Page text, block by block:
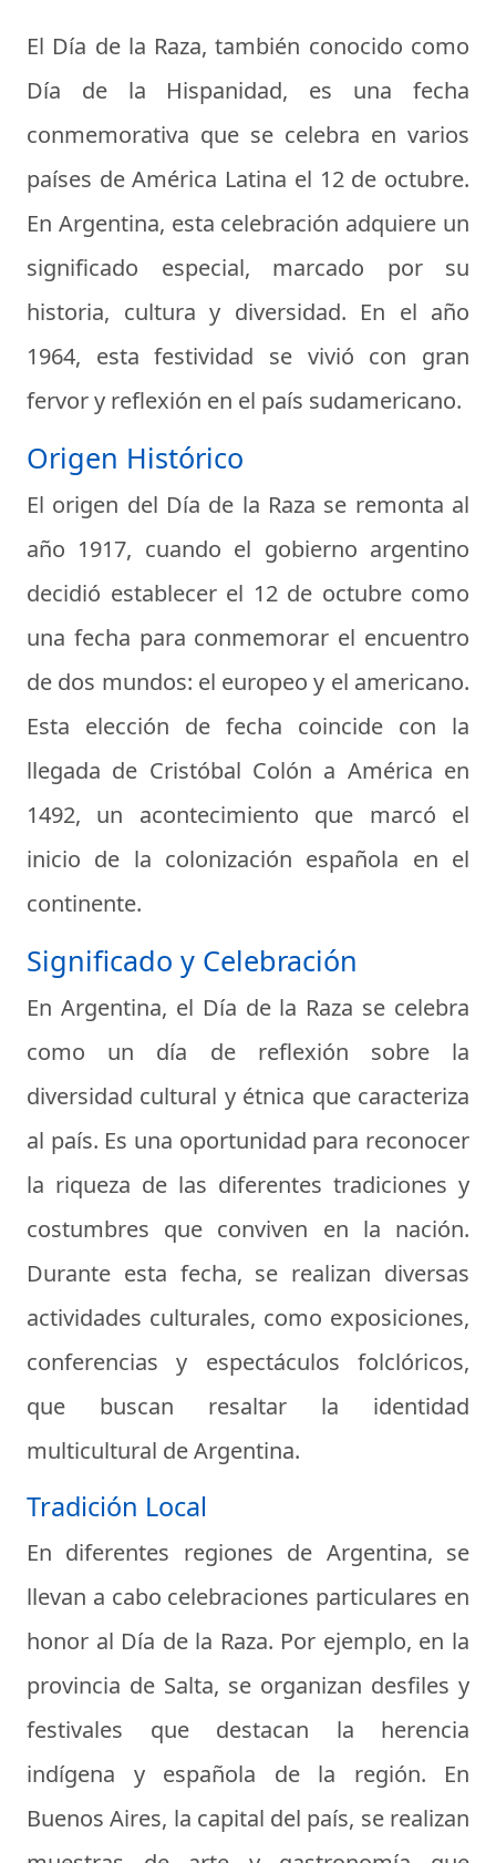
El Día de la Raza, también conocido como
Día de la Hispanidad, es una fecha
conmemorativa que se celebra en varios
países de América Latina el 12 de octubre.
En Argentina, esta celebración adquiere un
significado especial, marcado por su
historia, cultura y diversidad. En el año
1964, esta festividad se vivió con gran
fervor y reflexión en el país sudamericano.
Origen Histórico
El origen del Día de la Raza se remonta al
año 1917, cuando el gobierno argentino
decidió establecer el 12 de octubre como
una fecha para conmemorar el encuentro
de dos mundos: el europeo y el americano.
Esta elección de fecha coincide con la
llegada de Cristóbal Colón a América en
1492, un acontecimiento que marcó el
inicio de la colonización española en el
continente.
Significado y Celebración
En Argentina, el Día de la Raza se celebra
como un día de reflexión sobre la
diversidad cultural y étnica que caracteriza
al país. Es una oportunidad para reconocer
la riqueza de las diferentes tradiciones y
costumbres que conviven en la nación.
Durante esta fecha, se realizan diversas
actividades culturales, como exposiciones,
conferencias y espectáculos folclóricos,
que buscan resaltar la identidad
multicultural de Argentina.
Tradición Local
En diferentes regiones de Argentina, se
llevan a cabo celebraciones particulares en
honor al Día de la Raza. Por ejemplo, en la
provincia de Salta, se organizan desfiles y
festivales que destacan la herencia
indígena y española de la región. En
Buenos Aires, la capital del país, se realizan